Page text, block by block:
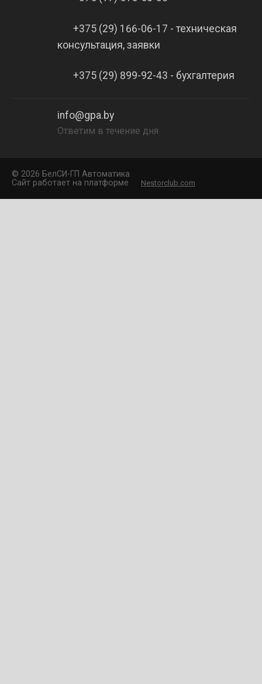
+375 (29) 166-06-17 - техническая
консультация, заявки
+375 (29) 899-92-43 - бухгалтерия
info@gpa.by
Ответим в течение дня
© 2026 БелCИ-ГП Автоматика
Сайт работает на платформе
Nestorclub.com